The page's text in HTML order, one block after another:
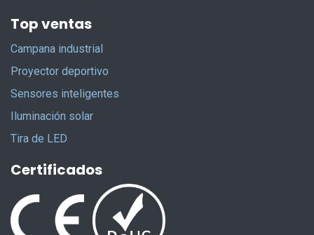
Top ventas
Campana industrial
Proyector deportivo
Sensores inteligentes
Iluminación solar
Tira de LED
Certificados